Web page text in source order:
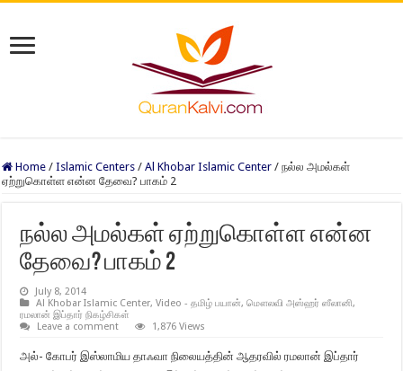
Home / Islamic Centers / Al Khobar Islamic Center / நல்ல அமல்கள்
ஏற்றுகொள்ள என்ன தேவை? பாகம் 2
நல்ல அமல்கள் ஏற்றுகொள்ள என்ன
தேவை? பாகம் 2
July 8, 2014
Al Khobar Islamic Center,Video - தமிழ் பயான்,மௌலவி அஸ்ஹர் ஸீலானி,
ரமலான் இப்தார் நிகழ்சிகள்
Leave a comment
1,876 Views
அல்- கோபர் இஸ்லாமிய தாஃவா நிலையத்தின் ஆதரவில் ரமலான் இப்தார்